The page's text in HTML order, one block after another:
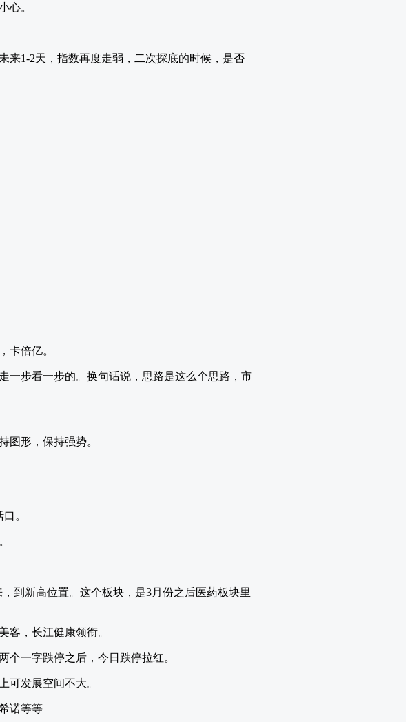
心。
来1-2天，指数再度走弱，二次探底的时候，是否
卡倍亿。
一步看一步的。换句话说，思路是这么个思路，市
图形，保持强势。
。
到新高位置。这个板块，是3月份之后医药板块里
客，长江健康领衔。
个一字跌停之后，今日跌停拉红。
可发展空间不大。
诺等等